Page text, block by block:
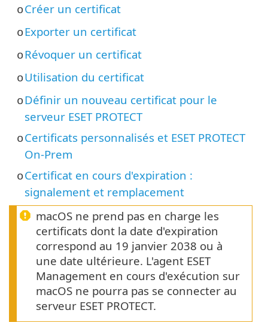
oCréer un certificat
oExporter un certificat
oRévoquer un certificat
oUtilisation du certificat
oDéfinir un nouveau certificat pour le
serveur ESET PROTECT
oCertificats personnalisés et ESET PROTECT
On-Prem
oCertificat en cours d'expiration :
signalement et remplacement
macOS ne prend pas en charge les
certificats dont la date d'expiration
correspond au 19 janvier 2038 ou à
une date ultérieure. L'agent ESET
Management en cours d'exécution sur
macOS ne pourra pas se connecter au
serveur ESET PROTECT.